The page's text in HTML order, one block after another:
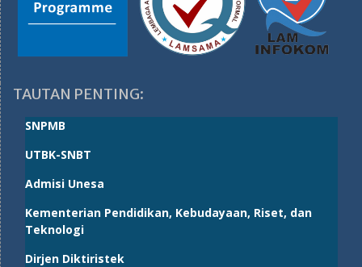
TAUTAN PENTING:
SNPMB
UTBK-SNBT
Admisi Unesa
Kementerian Pendidikan, Kebudayaan, Riset, dan
Teknologi
Dirjen Diktiristek